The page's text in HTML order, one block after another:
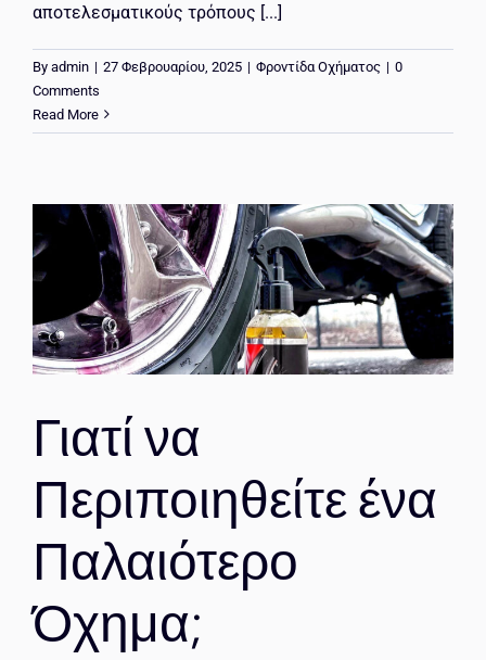
αποτελεσματικούς τρόπους [...]
By admin | 27 Φεβρουαρίου, 2025 | Φροντίδα Οχήματος | 0
Comments
Read More
Γιατί να
Περιποιηθείτε ένα
Παλαιότερο
Όχημα;